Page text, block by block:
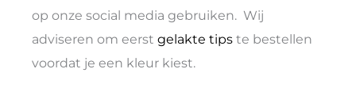
op onze social media gebruiken. Wij
adviseren om eerst gelakte tips te bestellen
voordat je een kleur kiest.